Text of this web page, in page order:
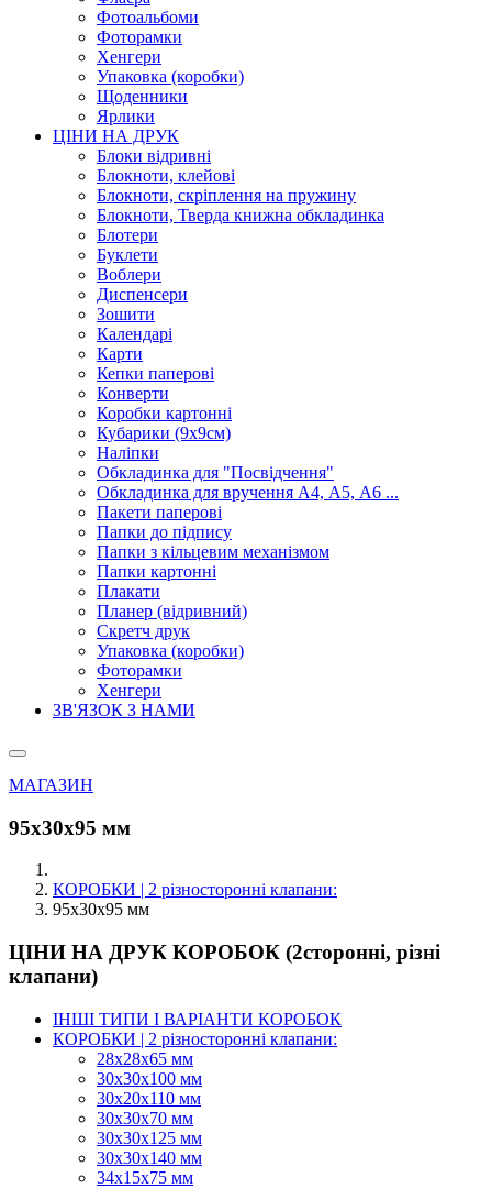
Фотоальбоми
Фоторамки
Хенгери
Упаковка (коробки)
Щоденники
Ярлики
ЦІНИ НА ДРУК
Блоки відривні
Блокноти, клейові
Блокноти, скріплення на пружину
Блокноти, Тверда книжна обкладинка
Блотери
Буклети
Воблери
Диспенсери
Зошити
Календарі
Карти
Кепки паперові
Конверти
Коробки картонні
Кубарики (9х9см)
Наліпки
Обкладинка для "Посвідчення"
Обкладинка для вручення А4, А5, А6 ...
Пакети паперові
Папки до підпису
Папки з кільцевим механізмом
Папки картонні
Плакати
Планер (відривний)
Скретч друк
Упаковка (коробки)
Фоторамки
Хенгери
ЗВ'ЯЗОК З НАМИ
МАГАЗИН
95х30х95 мм
КОРОБКИ | 2 різносторонні клапани:
95х30х95 мм
ЦІНИ НА ДРУК КОРОБОК (2сторонні, різні
клапани)
ІНШІ ТИПИ І ВАРІАНТИ КОРОБОК
КОРОБКИ | 2 різносторонні клапани:
28х28х65 мм
30х30х100 мм
30х20х110 мм
30х30х70 мм
30х30х125 мм
30х30х140 мм
34х15х75 мм